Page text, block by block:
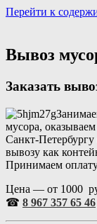
Перейти к
Вывоз
Заказать
мусора,
Санкт-
вывозу как
Принимаем
Цена — от 1000
☎ 8 967 357 65 46